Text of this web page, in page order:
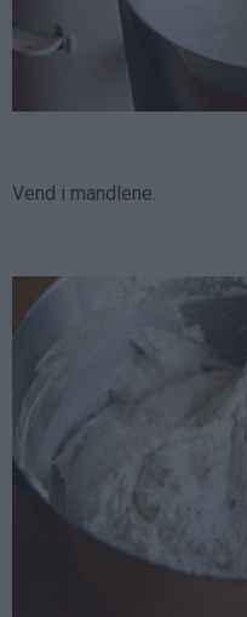
Vend i mandlene.